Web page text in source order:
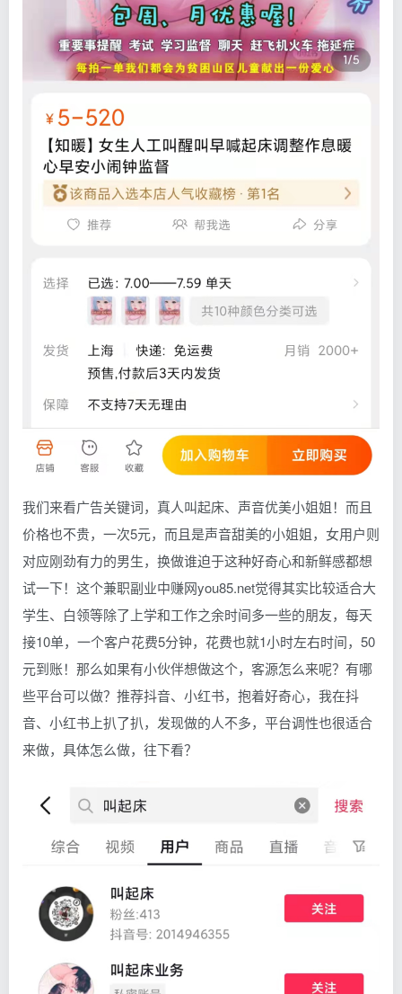
我们来看广告关键词，真人叫起床、声音优美小姐姐！而且
价格也不贵，一次5元，而且是声音甜美的小姐姐，女用户则
对应刚劲有力的男生，换做谁迫于这种好奇心和新鲜感都想
试一下！这个兼职副业中赚网you85.net觉得其实比较适合大
学生、白领等除了上学和工作之余时间多一些的朋友，每天
接10单，一个客户花费5分钟，花费也就1小时左右时间，50
元到账！那么如果有小伙伴想做这个，客源怎么来呢？有哪
些平台可以做？推荐抖音、小红书，抱着好奇心，我在抖
音、小红书上扒了扒，发现做的人不多，平台调性也很适合
来做，具体怎么做，往下看？